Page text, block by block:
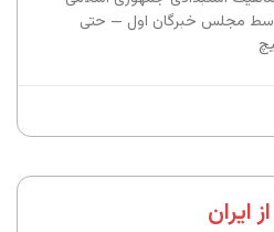
مجلس خبرگان اول — حتی
ایران